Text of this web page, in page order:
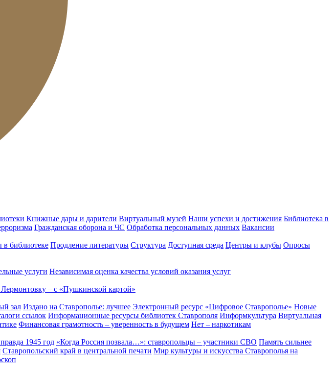
Книжные дары и дарители Виртуальный музей Наши успехи и достижения Библиотека в
Гражданская оборона и ЧС Обработка персональных данных Вакансии
в библиотеке Продление литературы Структура Доступная среда Центры и клубы Опросы
услуги Независимая оценка качества условий оказания услуг
– с «Пушкинской картой»
зал Издано на Ставрополье: лучшее Электронный ресурс «Цифровое Ставрополье» Новые
ссылок Информационные ресурсы библиотек Ставрополя Информкультура Виртуальная
Финансовая грамотность – уверенность в будущем Нет – наркотикам
1945 год «Когда Россия позвала…»: ставропольцы – участники СВО Память сильнее
Ставропольский край в центральной печати Мир культуры и искусства Ставрополья на